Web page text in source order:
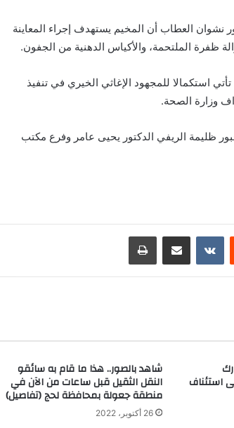
نشوان العطاب أن المخيم يستهدف إجراء المعاينة
استكمالا للمجهود الإغاثي الخيري في تنفيذ
وزارة الصحة.
ظليمة الريفي الدكتور يحيى عامر وفرع مكتب
استئناف
شاهد بالصور.. هذا ما قام به سائقو
النقل الثقيل قبل ساعات من الآن في
منطقة جعولة بمحافظة لحج (تفاصيل)
26 أكتوبر، 2022